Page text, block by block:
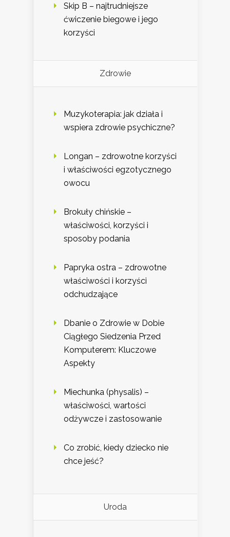
Skip B – najtrudniejsze
ćwiczenie biegowe i jego
korzyści
Zdrowie
Muzykoterapia: jak działa i
wspiera zdrowie psychiczne?
Longan – zdrowotne korzyści
i właściwości egzotycznego
owocu
Brokuły chińskie –
właściwości, korzyści i
sposoby podania
Papryka ostra – zdrowotne
właściwości i korzyści
odchudzające
Dbanie o Zdrowie w Dobie
Ciągłego Siedzenia Przed
Komputerem: Kluczowe
Aspekty
Miechunka (physalis) –
właściwości, wartości
odżywcze i zastosowanie
Co zrobić, kiedy dziecko nie
chce jeść?
Uroda